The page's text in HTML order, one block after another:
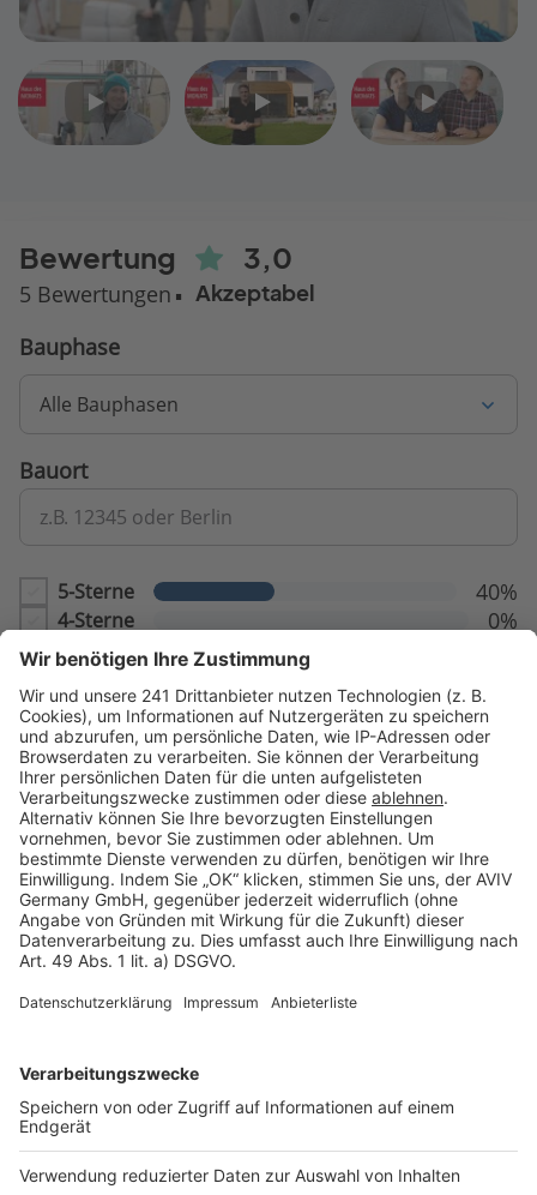
Video
1
Video
Video
3
Bewertung 3,0
5 Bewertungen Akzeptabel
Bauphase
Alle Bauphasen
Bauort
z.B. 12345 oder Berlin
5-Sterne 40%
4-Sterne 0%
3-Sterne
2-Sterne
1-Sterne 40%
Echte Erfahrungen von verifizierten Interessenten
Alle Bewertungen stammen von Personen, die
nachweisbar Kontakt mit dem Anbieter hatten. Somit
sind dies authentische Einblicke, um Ihre
Bauentscheidung zu unterstützen.
09 März 2024
Persönliches ausführliches Gespräch. Netter ...